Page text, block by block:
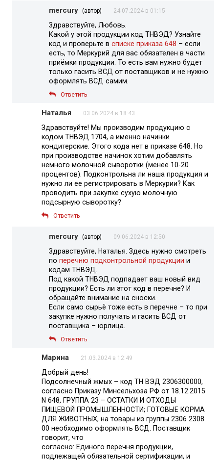
mercury (автор) 24.07.2024 в 01:15
Здравствуйте, Любовь.
Какой у этой продукции код ТНВЭД? Узнайте
код и проверьте в списке приказа 648 – если
есть, то Меркурий для вас обязателен в части
приёмки продукции. То есть вам нужно будет
только гасить ВСД от поставщиков и не нужно
оформлять ВСД самим.
Ответить
Наталья 03.06.2024 в 18:43
Здравствуйте! Мы производим продукцию с
кодом ТНВЭД 1704, а именно начинки
кондитерские. Этого кода нет в приказе 648. Но
при производстве начинок хотим добавлять
немного молочной сыворотки (менее 10-20
процентов). Подконтрольна ли наша продукция и
нужно ли ее регистрировать в Меркурии? Как
проводить при закупке сухую молочную
подсырную сыворотку?
Ответить
mercury (автор) 09.06.2024 в 12:50
Здравствуйте, Наталья. Здесь нужно смотреть
по перечню подконтрольной продукции и
кодам ТНВЭД.
Под какой ТНВЭД подпадает ваш новый вид
продукции? Есть ли этот код в перечне? И
обращайте внимание на сноски.
Если само сырьё тоже есть в перечне – то при
закупке нужно получать и гасить ВСД от
поставщика – юрлица.
Ответить
Марина 21.03.2024 в 12:49
Добрый день!
Подсолнечный жмых – код ТН ВЭД 2306300000,
согласно Приказу Минсельхоза РФ от 18.12.2015
N 648, ГРУППА 23 – ОСТАТКИ И ОТХОДЫ
ПИЩЕВОЙ ПРОМЫШЛЕННОСТИ; ГОТОВЫЕ КОРМА
ДЛЯ ЖИВОТНЫХ, на товары из группы 2306 2308
00 необходимо оформлять ВСД. Поставщик
говорит, что
согласно: Единого перечня продукции,
подлежащей обязательной сертификации, и